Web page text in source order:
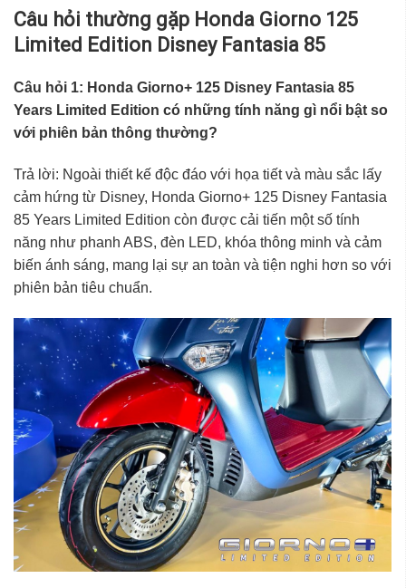
Câu hỏi thường gặp Honda Giorno 125
Limited Edition Disney Fantasia 85
Câu hỏi 1: Honda Giorno+ 125 Disney Fantasia 85
Years Limited Edition có những tính năng gì nổi bật so
với phiên bản thông thường?
Trả lời: Ngoài thiết kế độc đáo với họa tiết và màu sắc lấy
cảm hứng từ Disney, Honda Giorno+ 125 Disney Fantasia
85 Years Limited Edition còn được cải tiến một số tính
năng như phanh ABS, đèn LED, khóa thông minh và cảm
biến ánh sáng, mang lại sự an toàn và tiện nghi hơn so với
phiên bản tiêu chuẩn.